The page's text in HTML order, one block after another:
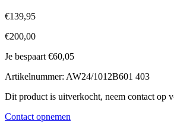
€139,95
€200,00
Je bespaart €60,05
Artikelnummer: AW24/1012B601 403
Dit product is uitverkocht, neem contact op
Contact opnemen